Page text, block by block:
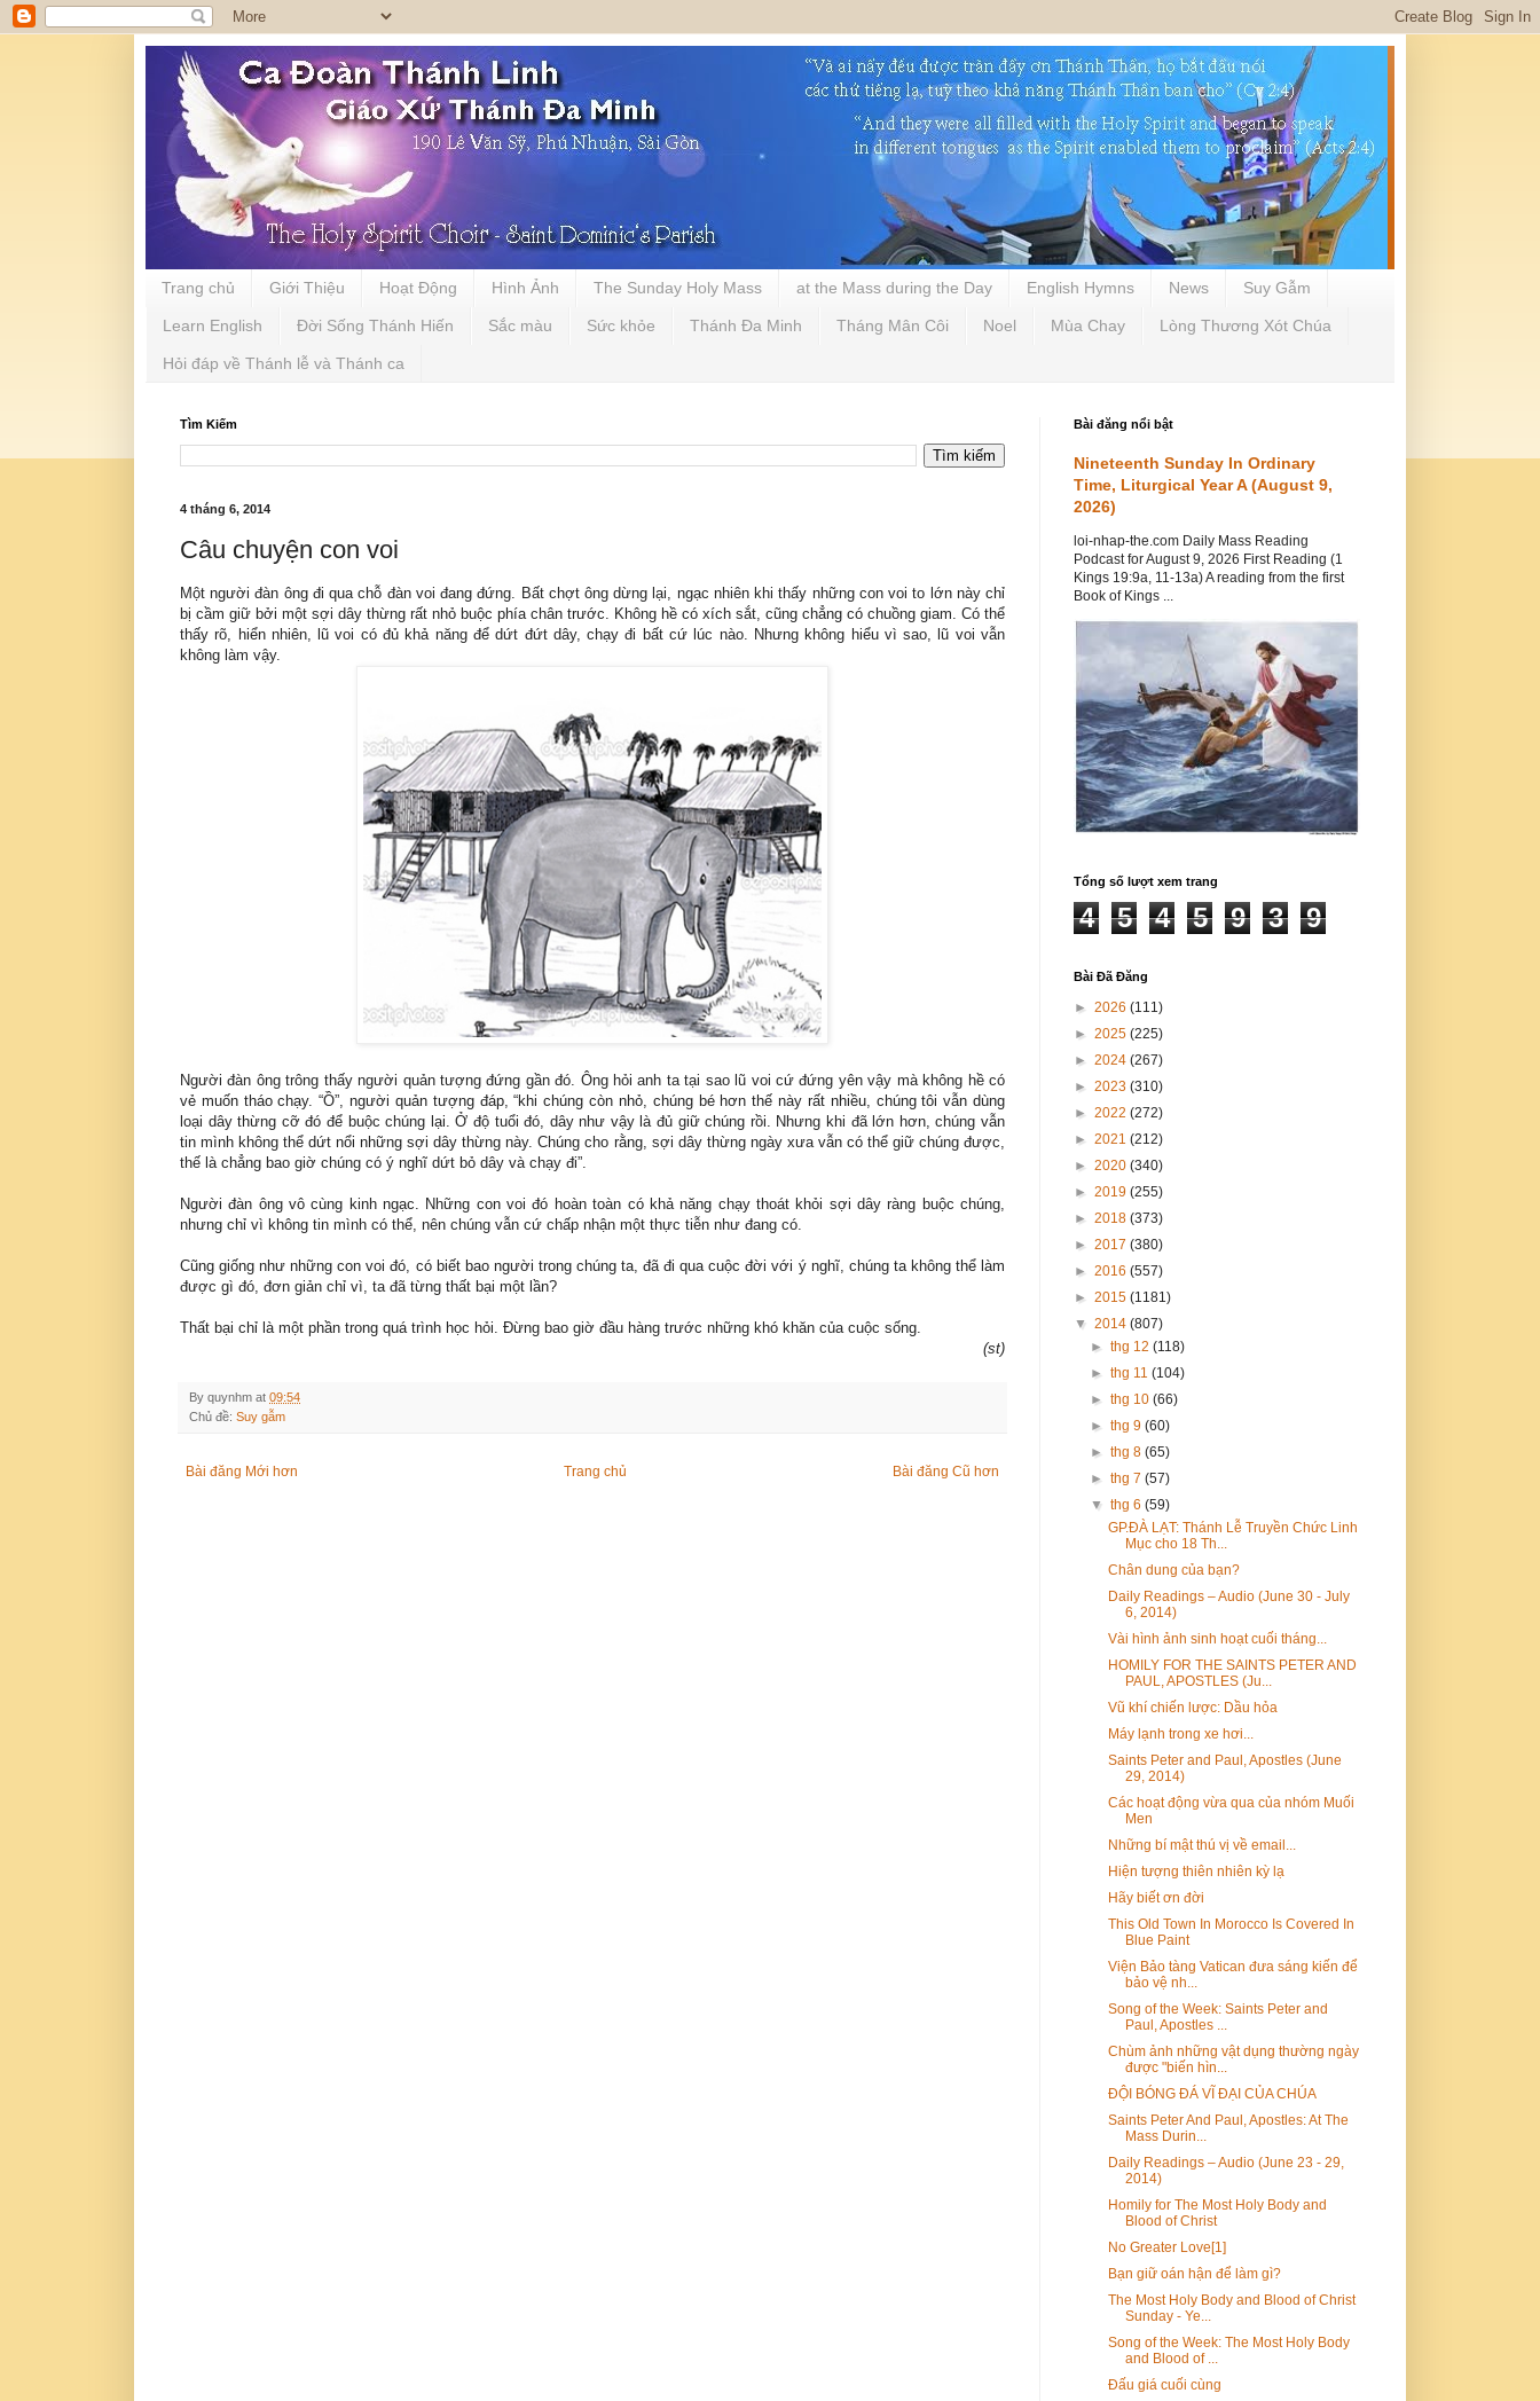
Trang chủ Giới Thiệu Hoạt Động Hình Ảnh The Sunday Holy Mass at the Mass during the Day English Hymns News Suy Gẫm
Learn English Đời Sống Thánh Hiến Sắc màu Sức khỏe Thánh Đa Minh Tháng Mân Côi Noel Mùa Chay Lòng Thương Xót Chúa
Hỏi đáp về Thánh lễ và Thánh ca
Tìm Kiếm
4 tháng 6, 2014
Câu chuyện con voi
Một người đàn ông đi qua chỗ đàn voi đang đứng. Bất chợt ông dừng lại, ngạc nhiên khi thấy những con voi to lớn này chỉ
bị cầm giữ bởi một sợi dây thừng rất nhỏ buộc phía chân trước. Không hề có xích sắt, cũng chẳng có chuồng giam. Có thể
thấy rõ, hiển nhiên, lũ voi có đủ khả năng để dứt đứt dây, chạy đi bất cứ lúc nào. Nhưng không hiểu vì sao, lũ voi vẫn
không làm vậy.
Người đàn ông trông thấy người quản tượng đứng gần đó. Ông hỏi anh ta tại sao lũ voi cứ đứng yên vậy mà không hề có
vẻ muốn tháo chạy. “Ồ”, người quản tượng đáp, “khi chúng còn nhỏ, chúng bé hơn thế này rất nhiều, chúng tôi vẫn dùng
loại dây thừng cỡ đó để buộc chúng lại. Ở độ tuổi đó, dây như vậy là đủ giữ chúng rồi. Nhưng khi đã lớn hơn, chúng vẫn
tin mình không thể dứt nổi những sợi dây thừng này. Chúng cho rằng, sợi dây thừng ngày xưa vẫn có thể giữ chúng được,
thế là chẳng bao giờ chúng có ý nghĩ dứt bỏ dây và chạy đi”.
Người đàn ông vô cùng kinh ngạc. Những con voi đó hoàn toàn có khả năng chạy thoát khỏi sợi dây ràng buộc chúng,
nhưng chỉ vì không tin mình có thể, nên chúng vẫn cứ chấp nhận một thực tiễn như đang có.
Cũng giống như những con voi đó, có biết bao người trong chúng ta, đã đi qua cuộc đời với ý nghĩ, chúng ta không thể làm
được gì đó, đơn giản chỉ vì, ta đã từng thất bại một lần?
Thất bại chỉ là một phần trong quá trình học hỏi. Đừng bao giờ đầu hàng trước những khó khăn của cuộc sống.
(st)
By quynhm at 09:54
Chủ đề: Suy gẫm
Bài đăng Mới hơn Bài đăng Cũ hơn
Trang chủ
Bài đăng nổi bật
Nineteenth Sunday In Ordinary
Time, Liturgical Year A (August 9,
2026)
loi-nhap-the.com Daily Mass Reading
Podcast for August 9, 2026 First Reading (1
Kings 19:9a, 11-13a) A reading from the first
Book of Kings ...
Tổng số lượt xem trang
4 5 4 5 9 3 9
Bài Đã Đăng
► 2026 (111)
► 2025 (225)
► 2024 (267)
► 2023 (310)
► 2022 (272)
► 2021 (212)
► 2020 (340)
► 2019 (255)
► 2018 (373)
► 2017 (380)
► 2016 (557)
► 2015 (1181)
▼ 2014 (807)
►thg 12(118)
►thg 11(104)
►thg 10(66)
►thg 9(60)
►thg 8(65)
►thg 7(57)
▼thg 6(59)
GP.ĐÀ LẠT: Thánh Lễ Truyền Chức Linh
Mục cho 18 Th...
Chân dung của bạn?
Daily Readings – Audio (June 30 - July
6, 2014)
Vài hình ảnh sinh hoạt cuối tháng...
HOMILY FOR THE SAINTS PETER AND
PAUL, APOSTLES (Ju...
Vũ khí chiến lược: Dầu hỏa
Máy lạnh trong xe hơi...
Saints Peter and Paul, Apostles (June
29, 2014)
Các hoạt động vừa qua của nhóm Muối
Men
Những bí mật thú vị về email...
Hiện tượng thiên nhiên kỳ lạ
Hãy biết ơn đời
This Old Town In Morocco Is Covered In
Blue Paint
Viện Bảo tàng Vatican đưa sáng kiến ​​để
bảo vệ nh...
Song of the Week: Saints Peter and
Paul, Apostles ...
Chùm ảnh những vật dụng thường ngày
được "biến hìn...
ĐỘI BÓNG ĐÁ VĨ ĐẠI CỦA CHÚA
Saints Peter And Paul, Apostles: At The
Mass Durin...
Daily Readings – Audio (June 23 - 29,
2014)
Homily for The Most Holy Body and
Blood of Christ
No Greater Love[1]
Bạn giữ oán hận để làm gì?
The Most Holy Body and Blood of Christ
Sunday - Ye...
Song of the Week: The Most Holy Body
and Blood of ...
Đấu giá cuối cùng